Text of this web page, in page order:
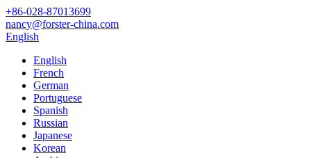
+86-028-87013699
nancy@forster-china.com
English
English
French
German
Portuguese
Spanish
Russian
Japanese
Korean